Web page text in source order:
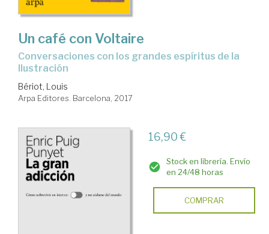
Un café con Voltaire
conversaciones con los grandes espíritus de la
Ilustración
Bériot, Louis
Arpa Editores. Barcelona, 2017
16,90 €
Stock en librería. Envío
en 24/48 horas
COMPRAR